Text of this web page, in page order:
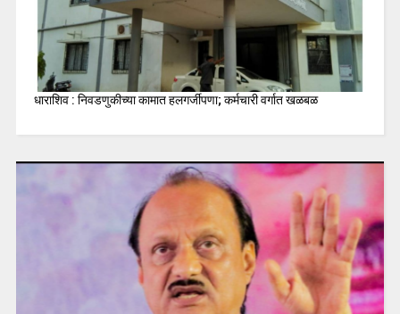
धाराशिव : निवडणुकीच्या कामात हलगर्जीपणा; कर्मचारी वर्गात खळबळ